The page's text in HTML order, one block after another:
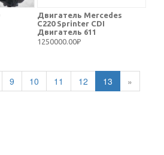
Двигатель Mercedes
C220 Sprinter CDI
Двигатель 611
1250000.00₽
9 10 11 12 13 »